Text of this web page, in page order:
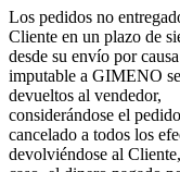
Los pedidos no
Cliente en un plazo de
desde su envío por
imputable a GIMENO serán
devueltos al vendedor,
considerándose el pedido
cancelado a todos los
devolviéndose al